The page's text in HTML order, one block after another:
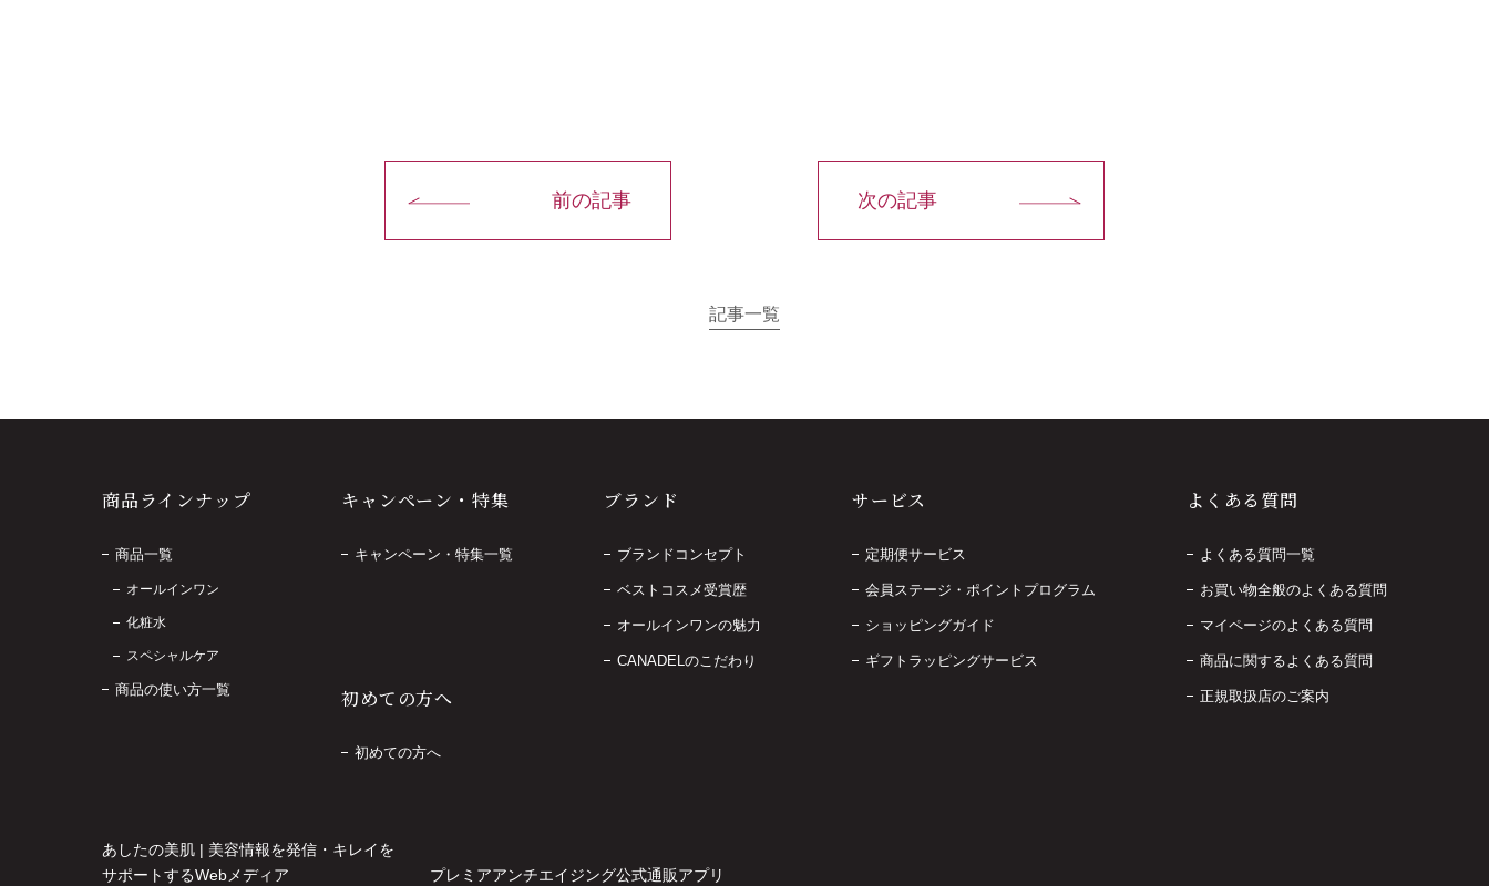
前の記事
記事一覧
次の記事
商品ラインナップ
商品一覧
オールインワン
化粧水
スペシャルケア
商品の使い方一覧
キャンペーン・特集
キャンペーン・特集一覧
初めての方へ
初めての方へ
ブランド
ブランドコンセプト
ベストコスメ受賞歴
オールインワンの魅力
CANADELのこだわり
サービス
定期便サービス
会員ステージ・ポイントプログラム
ショッピングガイド
ギフトラッピングサービス
よくある質問
よくある質問一覧
お買い物全般のよくある質問
マイページのよくある質問
商品に関するよくある質問
正規取扱店のご案内
あしたの美肌 | 美容情報を発信・キレイを
サポートするWebメディア
プレミアアンチエイジング公式通販アプリ